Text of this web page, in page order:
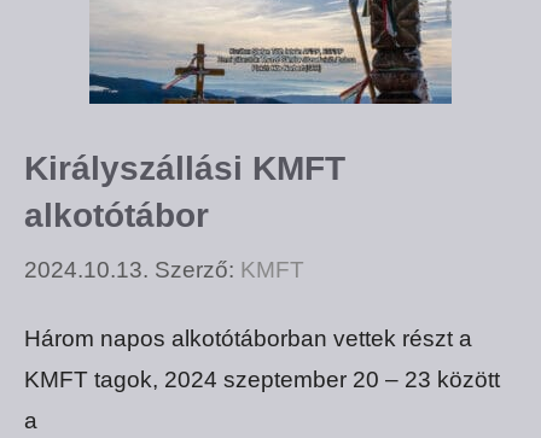
Királyszállási KMFT
alkotótábor
2024.10.13. Szerző: KMFT
Három napos alkotótáborban vettek részt a
KMFT tagok, 2024 szeptember 20 – 23 között
a